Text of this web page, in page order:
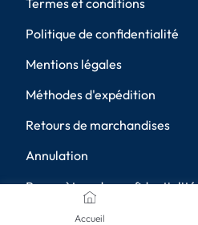
Accueil
Termes et conditions
Politique de confidentialité
Mentions légales
Méthodes d'expédition
Retours de marchandises
Annulation
Paramètres de confidentialité